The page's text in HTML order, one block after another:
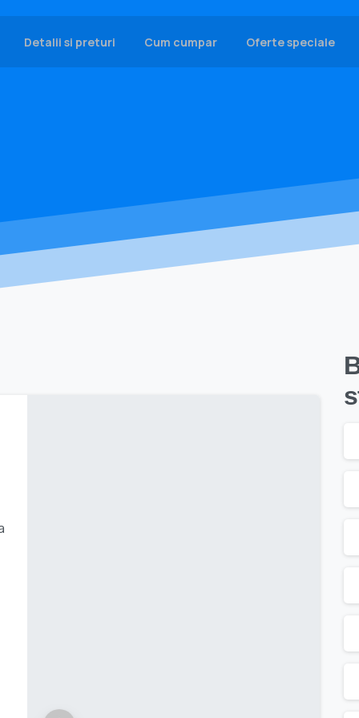
Detalii si preturi Cum cumpar Oferte speciale